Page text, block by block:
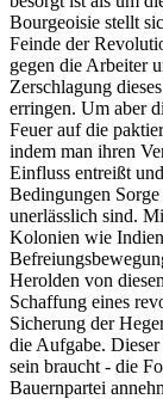
Bourgeoisie stellt
Feinde der
gegen die Arbeiter
Zerschlagung
erringen. Um aber
Feuer auf die
indem man ihren
Einfluss entreißt
Bedingungen
unerlässlich sind.
Kolonien wie
Herolden von
Schaffung eines
Sicherung der
die Aufgabe.
sein braucht - die
Bauernpartei